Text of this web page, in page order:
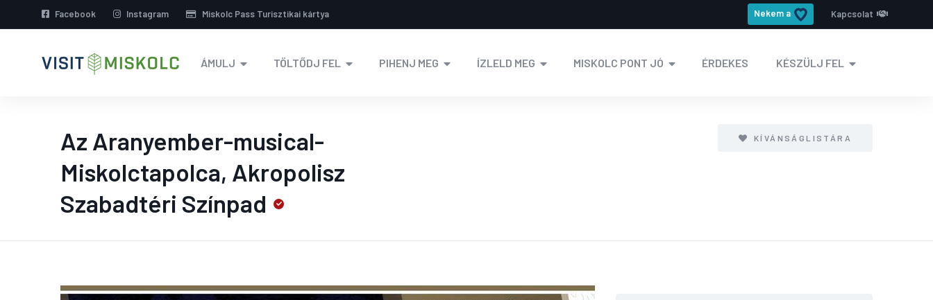
Facebook Instagram Miskolc Pass Turisztikai kártya Nekem a Kapcsolat
ÁMULJ TÖLTŐDJ FEL PIHENJ MEG ÍZLELD MEG MISKOLC PONT JÓ ÉRDEKES KÉSZÜLJ FEL
Az Aranyember-musical-
Miskolctapolca, Akropolisz
Szabadtéri Színpad
KÍVÁNSÁGLISTÁRA